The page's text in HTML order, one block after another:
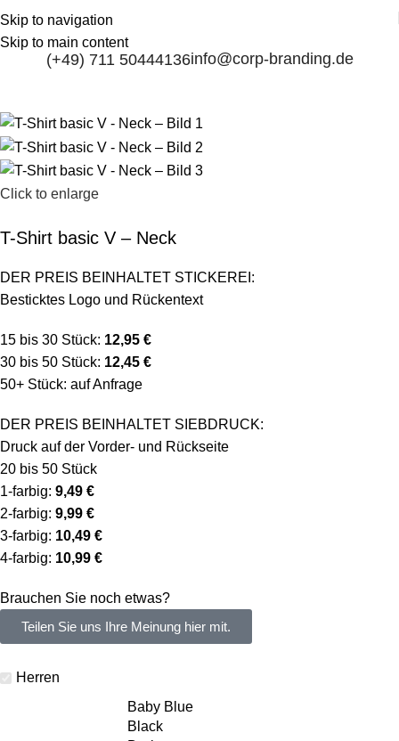
Skip to navigation
Skip to main content
(+49) 711 50444136info@corp-branding.de
Click to enlarge
T-Shirt basic V – Neck
DER PREIS BEINHALTET STICKEREI:
Besticktes Logo und Rückentext
15 bis 30 Stück: 12,95 €
30 bis 50 Stück: 12,45 €
50+ Stück: auf Anfrage
DER PREIS BEINHALTET SIEBDRUCK:
Druck auf der Vorder- und Rückseite
20 bis 50 Stück
1-farbig: 9,49 €
2-farbig: 9,99 €
3-farbig: 10,49 €
4-farbig: 10,99 €
Brauchen Sie noch etwas?
Teilen Sie uns Ihre Meinung hier mit.
Herren
Baby Blue
Black